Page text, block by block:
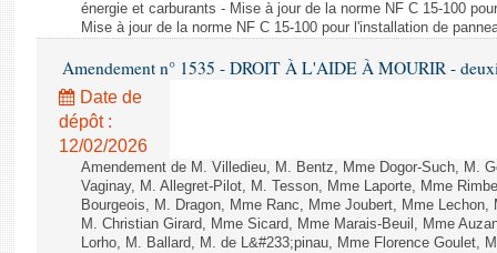
énergie et carburants - Mise à jour de la norme NF C 15-100
Mise à jour de la norme NF C 15-100 pour l'installation de
Amendement n° 1535 - DROIT À L'AIDE À MOURIR -
Date de
dépôt :
12/02/2026
Amendement de M. Villedieu, M. Bentz, Mme Dogor-Such, M.
Vaginay, M. Allegret-Pilot, M. Tesson, Mme Laporte, Mme
Bourgeois, M. Dragon, Mme Ranc, Mme Joubert, Mme
M. Christian Girard, Mme Sicard, Mme Marais-Beuil, Mme
Lorho, M. Ballard, M. de L&#233;pinau, Mme Florence Goulet,